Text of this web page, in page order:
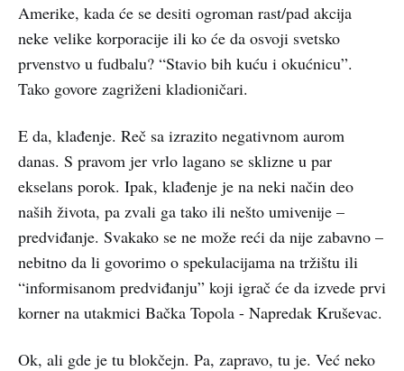
Amerike, kada će se desiti ogroman rast/pad akcija
neke velike korporacije ili ko će da osvoji svetsko
prvenstvo u fudbalu? “Stavio bih kuću i okućnicu”.
Tako govore zagriženi kladioničari.
E da, klađenje. Reč sa izrazito negativnom aurom
danas. S pravom jer vrlo lagano se sklizne u par
ekselans porok. Ipak, klađenje je na neki način deo
naših života, pa zvali ga tako ili nešto umivenije –
predviđanje. Svakako se ne može reći da nije zabavno –
nebitno da li govorimo o spekulacijama na tržištu ili
“informisanom predviđanju” koji igrač će da izvede prvi
korner na utakmici Bačka Topola - Napredak Kruševac.
Ok, ali gde je tu blokčejn. Pa, zapravo, tu je. Već neko